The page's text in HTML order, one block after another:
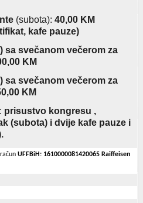
(subota): 40,00 KM
kafe pauze)
sa svečanom večerom za
KM
sa svečanom večerom za
KM
prisustvo kongresu ,
(subota) i dvije kafe pauze i
UFFBiH: 1610000081420065 Raiffeisen